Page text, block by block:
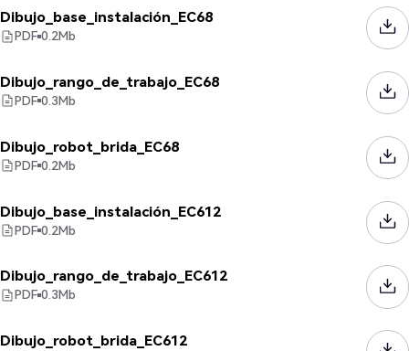
Dibujo_base_instalación_EC68
PDF 0.2Mb
Dibujo_rango_de_trabajo_EC68
PDF 0.3Mb
Dibujo_robot_brida_EC68
PDF 0.2Mb
Dibujo_base_instalación_EC612
PDF 0.2Mb
Dibujo_rango_de_trabajo_EC612
PDF 0.3Mb
Dibujo_robot_brida_EC612